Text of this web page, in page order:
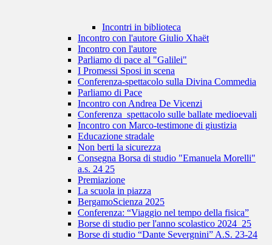
Incontri in biblioteca
Incontro con l'autore Giulio Xhaët
Incontro con l'autore
Parliamo di pace al "Galilei"
I Promessi Sposi in scena
Conferenza-spettacolo sulla Divina Commedia
Parliamo di Pace
Incontro con Andrea De Vicenzi
Conferenza_spettacolo sulle ballate medioevali
Incontro con Marco-testimone di giustizia
Educazione stradale
Non berti la sicurezza
Consegna Borsa di studio "Emanuela Morelli"
a.s. 24 25
Premiazione
La scuola in piazza
BergamoScienza 2025
Conferenza: “Viaggio nel tempo della fisica”
Borse di studio per l'anno scolastico 2024_25
Borse di studio “Dante Severgnini” A.S. 23-24